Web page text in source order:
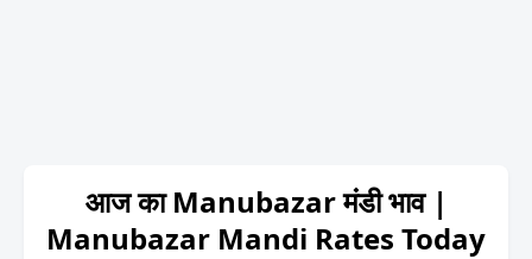
आज का Manubazar मंडी भाव |
Manubazar Mandi Rates Today